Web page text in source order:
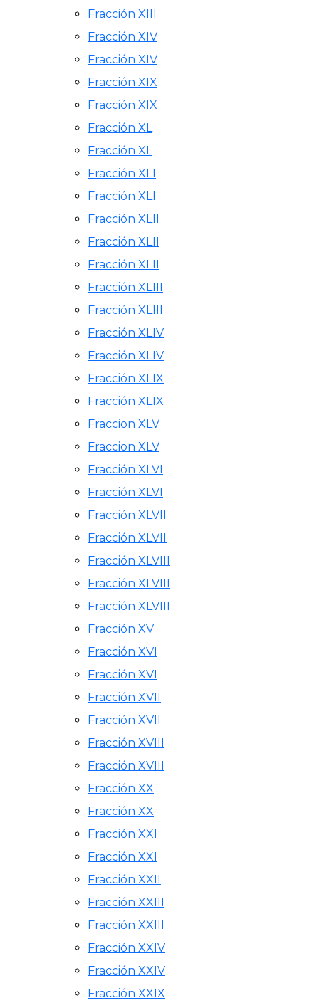
Fracción XIII
Fracción XIV
Fracción XIV
Fracción XIX
Fracción XIX
Fracción XL
Fracción XL
Fracción XLI
Fracción XLI
Fracción XLII
Fracción XLII
Fracción XLII
Fracción XLIII
Fracción XLIII
Fracción XLIV
Fracción XLIV
Fracción XLIX
Fracción XLIX
Fraccion XLV
Fraccion XLV
Fracción XLVI
Fracción XLVI
Fracción XLVII
Fracción XLVII
Fracción XLVIII
Fracción XLVIII
Fracción XLVIII
Fracción XV
Fracción XVI
Fracción XVI
Fracción XVII
Fracción XVII
Fracción XVIII
Fracción XVIII
Fracción XX
Fracción XX
Fracción XXI
Fracción XXI
Fracción XXII
Fracción XXIII
Fracción XXIII
Fracción XXIV
Fracción XXIV
Fracción XXIX